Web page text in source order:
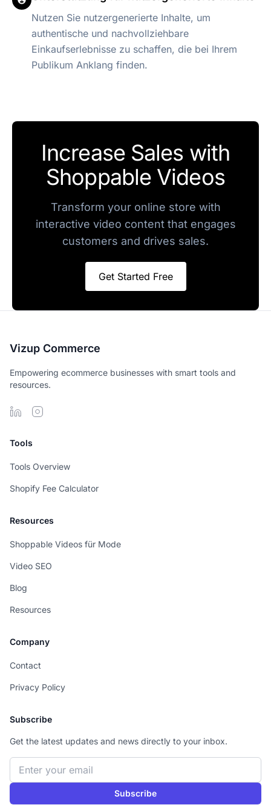
Nutzen Sie nutzergenerierte Inhalte, um
authentische und nachvollziehbare
Einkaufserlebnisse zu schaffen, die bei Ihrem
Publikum Anklang finden.
Increase Sales with
Shoppable Videos
Transform your online store with
interactive video content that engages
customers and drives sales.
Get Started Free
Vizup Commerce
Empowering ecommerce businesses with smart tools and
resources.
Tools
Tools Overview
Shopify Fee Calculator
Resources
Shoppable Videos für Mode
Video SEO
Blog
Resources
Company
Contact
Privacy Policy
Subscribe
Get the latest updates and news directly to your inbox.
Email address
Subscribe